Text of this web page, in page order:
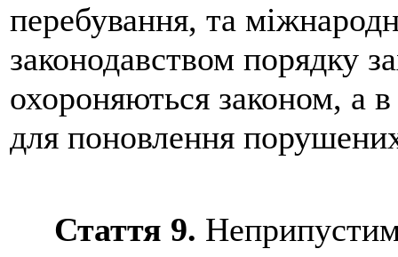
перебування, та
законодавством порядку
охороняються законом, а
для поновлення
Стаття 9.